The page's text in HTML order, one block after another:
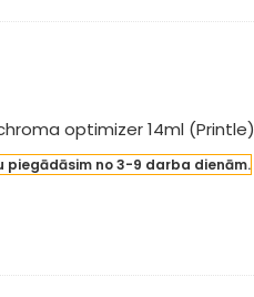
optimizer 14ml (Printle)
piegādāsim no 3-9 darba dienām.